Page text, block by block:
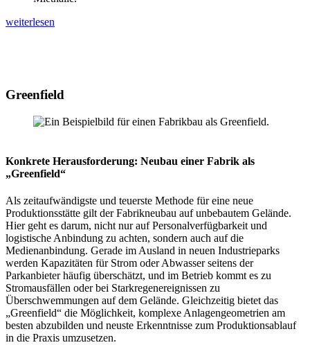
weiterlesen
Greenfield
Konkrete Herausforderung: Neubau einer Fabrik als
„Greenfield“
Als zeitaufwändigste und teuerste Methode für eine neue
Produktionsstätte gilt der Fabrikneubau auf unbebautem Gelände.
Hier geht es darum, nicht nur auf Personalverfügbarkeit und
logistische Anbindung zu achten, sondern auch auf die
Medienanbindung. Gerade im Ausland in neuen Industrieparks
werden Kapazitäten für Strom oder Abwasser seitens der
Parkanbieter häufig überschätzt, und im Betrieb kommt es zu
Stromausfällen oder bei Starkregenereignissen zu
Überschwemmungen auf dem Gelände. Gleichzeitig bietet das
„Greenfield“ die Möglichkeit, komplexe Anlagengeometrien am
besten abzubilden und neuste Erkenntnisse zum Produktionsablauf
in die Praxis umzusetzen.